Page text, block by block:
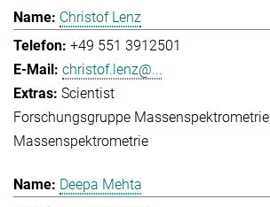
Christof Lenz
+49 551 3912501
christof.lenz@...
Scientist
Forschungsgruppe Massenspektrometrie
Massenspektrometrie
Deepa Mehta